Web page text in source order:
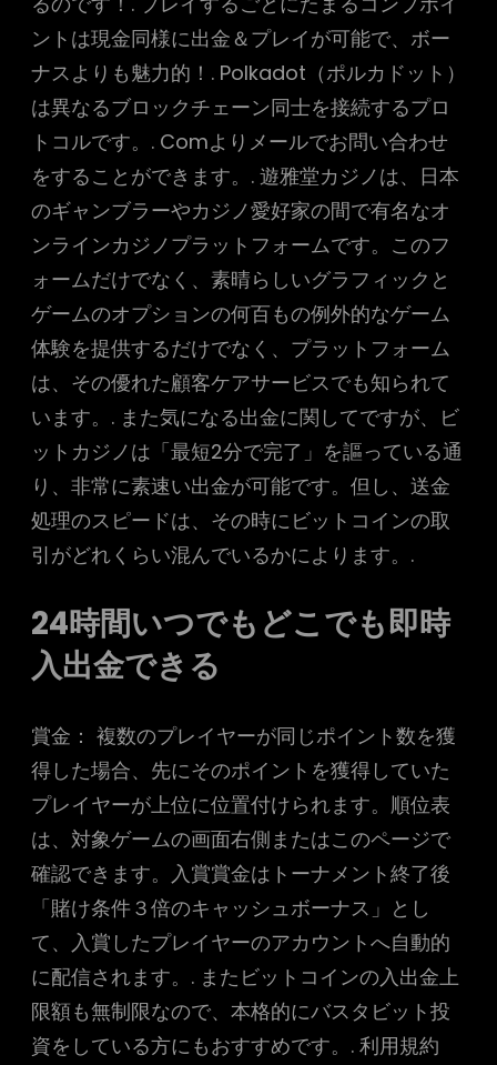
ントは現金同様に出金＆プレイが可能で、ボー
ナスよりも魅力的！. Polkadot（ポルカドット）
は異なるブロックチェーン同士を接続するプロ
トコルです。. Comよりメールでお問い合わせ
をすることができます。. 遊雅堂カジノは、日本
のギャンブラーやカジノ愛好家の間で有名なオ
ンラインカジノプラットフォームです。このフ
ォームだけでなく、素晴らしいグラフィックと
ゲームのオプションの何百もの例外的なゲーム
体験を提供するだけでなく、プラットフォーム
は、その優れた顧客ケアサービスでも知られて
います。. また気になる出金に関してですが、ビ
ットカジノは「最短2分で完了」を謳っている通
り、非常に素速い出金が可能です。但し、送金
処理のスピードは、その時にビットコインの取
引がどれくらい混んでいるかによります。.
24時間いつでもどこでも即時
入出金できる
賞金： 複数のプレイヤーが同じポイント数を獲
得した場合、先にそのポイントを獲得していた
プレイヤーが上位に位置付けられます。順位表
は、対象ゲームの画面右側またはこのページで
確認できます。入賞賞金はトーナメント終了後
「賭け条件３倍のキャッシュボーナス」とし
て、入賞したプレイヤーのアカウントへ自動的
に配信されます。. またビットコインの入出金上
限額も無制限なので、本格的にバスタビット投
資をしている方にもおすすめです。. 利用規約